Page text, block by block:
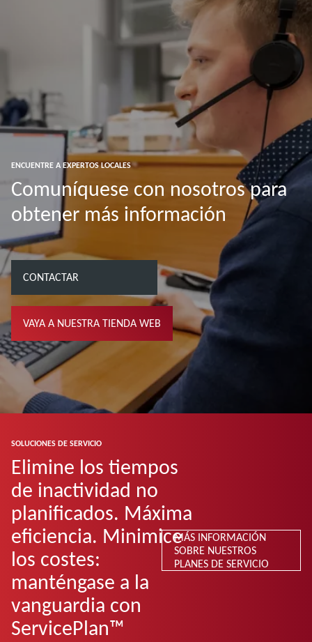
ENCUENTRE A EXPERTOS LOCALES
Comuníquese con nosotros para
obtener más información
CONTACTAR
VAYA A NUESTRA TIENDA WEB
SOLUCIONES DE SERVICIO
Elimine los tiempos
de inactividad no
planificados. Máxima
eficiencia. Minimice
los costes:
manténgase a la
vanguardia con
ServicePlan™
MÁS INFORMACIÓN
SOBRE NUESTROS
PLANES DE SERVICIO